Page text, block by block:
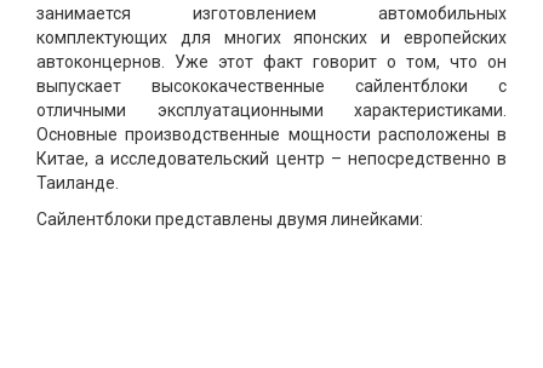
занимается изготовлением автомобильных
комплектующих для многих японских и европейских
автоконцернов. Уже этот факт говорит о том, что он
выпускает высококачественные сайлентблоки с
отличными эксплуатационными характеристиками.
Основные производственные мощности расположены в
Китае, а исследовательский центр – непосредственно в
Таиланде.
Сайлентблоки представлены двумя линейками: